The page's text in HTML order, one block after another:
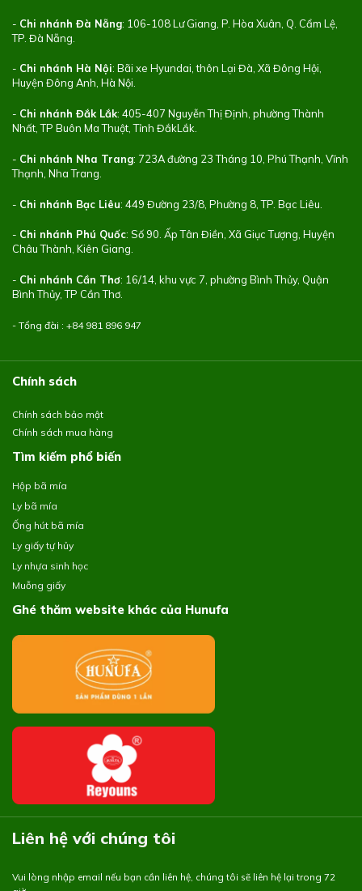
- Chi nhánh Đà Nẵng: 106-108 Lư Giang, P. Hòa Xuân, Q. Cẩm Lệ,
TP. Đà Nẵng.
- Chi nhánh Hà Nội: Bãi xe Hyundai, thôn Lại Đà, Xã Đông Hội,
Huyện Đông Anh, Hà Nội.
- Chi nhánh Đắk Lắk: 405-407 Nguyễn Thị Định, phường Thành
Nhất, TP Buôn Ma Thuột, Tỉnh ĐắkLắk.
- Chi nhánh Nha Trang: 723A đường 23 Tháng 10, Phú Thạnh, Vĩnh
Thạnh, Nha Trang.
- Chi nhánh Bạc Liêu: 449 Đường 23/8, Phường 8, TP. Bạc Liêu.
- Chi nhánh Phú Quốc: Số 90. Ấp Tân Điền, Xã Giục Tượng, Huyện
Châu Thành, Kiên Giang.
- Chi nhánh Cần Thơ: 16/14, khu vực 7, phường Bình Thủy, Quận
Bình Thủy, TP Cần Thơ.
- Tổng đài : +84 981 896 947
Chính sách
Chính sách bảo mật
Chính sách mua hàng
Tìm kiếm phổ biến
Hộp bã mía
Ly bã mía
Ống hút bã mía
Ly giấy tự hủy
Ly nhựa sinh học
Muỗng giấy
Ghé thăm website khác của Hunufa
Liên hệ với chúng tôi
Vui lòng nhập email nếu bạn cần liên hệ, chúng tôi sẽ liên hệ lại trong 72